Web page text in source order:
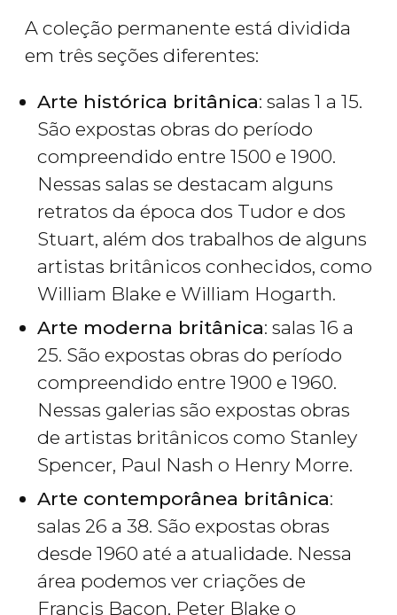
A coleção permanente está dividida
em três seções diferentes:
Arte histórica britânica: salas 1 a 15.
São expostas obras do período
compreendido entre 1500 e 1900.
Nessas salas se destacam alguns
retratos da época dos Tudor e dos
Stuart, além dos trabalhos de alguns
artistas britânicos conhecidos, como
William Blake e William Hogarth.
Arte moderna britânica: salas 16 a
25. São expostas obras do período
compreendido entre 1900 e 1960.
Nessas galerias são expostas obras
de artistas britânicos como Stanley
Spencer, Paul Nash o Henry Morre.
Arte contemporânea britânica:
salas 26 a 38. São expostas obras
desde 1960 até a atualidade. Nessa
área podemos ver criações de
Francis Bacon, Peter Blake o